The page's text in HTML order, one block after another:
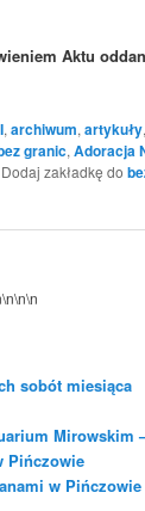
Aktu
,archiwum,artykuły
granic,Adoracja
Dodaj zakładkę do
sobót miesiąca
Mirowskim
Pińczowie
w Pińczowie